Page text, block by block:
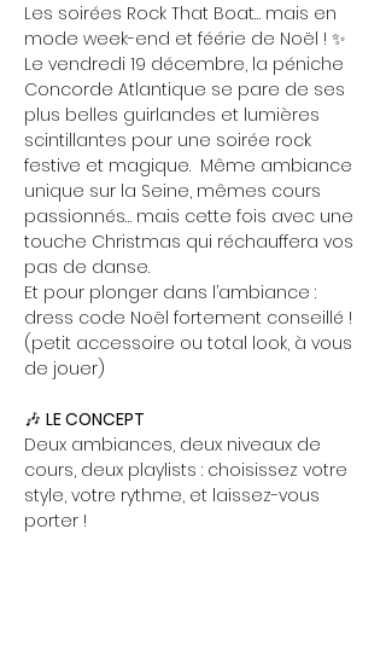
Les soirées Rock That Boat… mais en
mode week-end et féérie de Noël ! ✨
Le vendredi 19 décembre, la péniche
Concorde Atlantique se pare de ses
plus belles guirlandes et lumières
scintillantes pour une soirée rock
festive et magique.  Même ambiance
unique sur la Seine, mêmes cours
passionnés… mais cette fois avec une
touche Christmas qui réchauffera vos
pas de danse.
Et pour plonger dans l’ambiance :
dress code Noël fortement conseillé !
(petit accessoire ou total look, à vous
de jouer)
🎶 LE CONCEPT
Deux ambiances, deux niveaux de
cours, deux playlists : choisissez votre
style, votre rythme, et laissez-vous
porter !